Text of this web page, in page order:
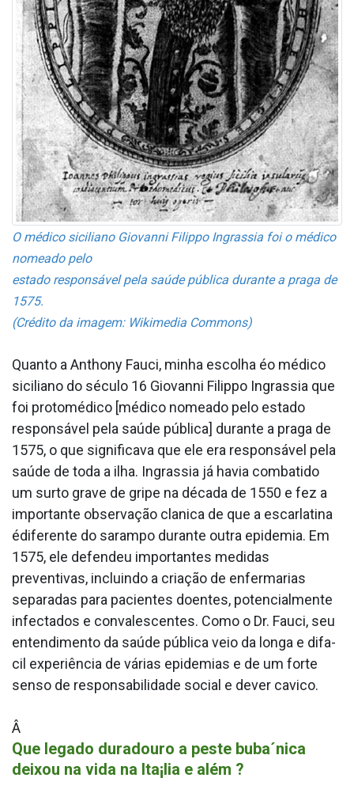
O médico siciliano Giovanni Filippo Ingrassia foi o médico
nomeado pelo
estado responsável pela saúde pública durante a praga de
1575.
(Crédito da imagem: Wikimedia Commons)
Quanto a Anthony Fauci, minha escolha éo médico
siciliano do século 16 Giovanni Filippo Ingrassia que
foi protomédico [médico nomeado pelo estado
responsável pela saúde pública] durante a praga de
1575, o que significava que ele era responsável pela
saúde de toda a ilha. Ingrassia já havia combatido
um surto grave de gripe na década de 1550 e fez a
importante observação cla­nica de que a escarlatina
édiferente do sarampo durante outra epidemia. Em
1575, ele defendeu importantes medidas
preventivas, incluindo a criação de enfermarias
separadas para pacientes doentes, potencialmente
infectados e convalescentes. Como o Dr. Fauci, seu
entendimento da saúde pública veio da longa e difa­
cil experiência de várias epidemias e de um forte
senso de responsabilidade social e dever ca­vico.
Â
Que legado duradouro a peste buba´nica
deixou na vida na Ita¡lia e além ?